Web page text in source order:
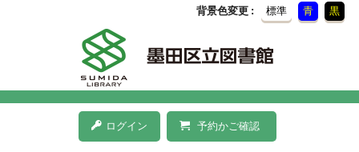
背景色変更 標準 青 黒
ログイン 予約かご確認